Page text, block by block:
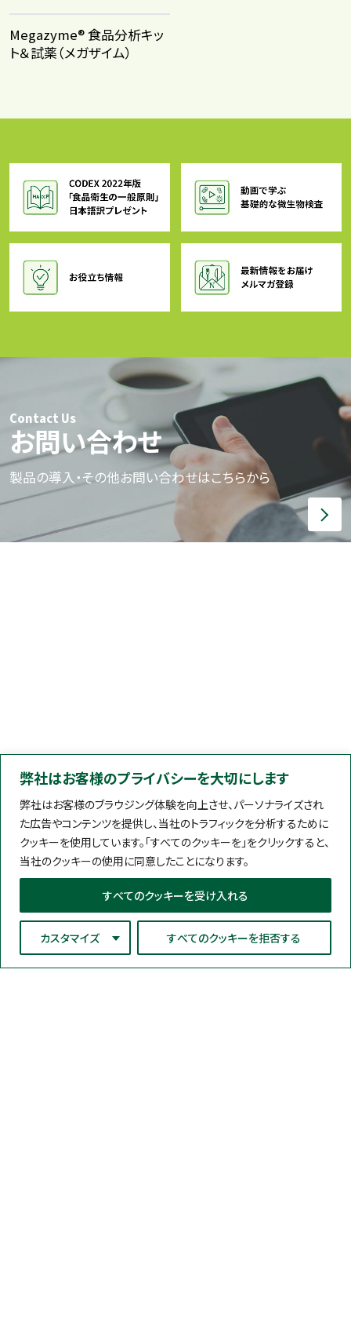
弊社はお客様のプライバシーを大切にします
弊社はお客様のブラウジング体験を向上させ、パーソナライズされ
た広告やコンテンツを提供し、当社のトラフィックを分析するために
クッキーを使用しています。「すべてのクッキーを」をクリックすると、
当社のクッキーの使用に同意したことになります。
カスタマイズ すべてのクッキーを拒否する
すべてのクッキーを受け入れる
Megazyme® 食品分析キッ
ト＆試薬​（メガザイム）​
Contact Us
お問い合わせ
製品の導入・その他お問い合わせはこちらから